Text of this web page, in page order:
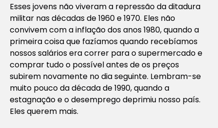
Esses jovens não viveram a repressão da ditadura
militar nas décadas de 1960 e 1970. Eles não
convivem com a inflação dos anos 1980, quando a
primeira coisa que fazíamos quando recebíamos
nossos salários era correr para o supermercado e
comprar tudo o possível antes de os preços
subirem novamente no dia seguinte. Lembram-se
muito pouco da década de 1990, quando a
estagnação e o desemprego deprimiu nosso país.
Eles querem mais.